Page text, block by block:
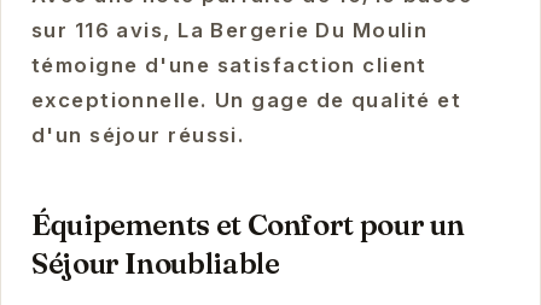
sur 116 avis, La Bergerie Du Moulin
témoigne d'une satisfaction client
exceptionnelle. Un gage de qualité et
d'un séjour réussi.
Équipements et Confort pour un
Séjour Inoubliable